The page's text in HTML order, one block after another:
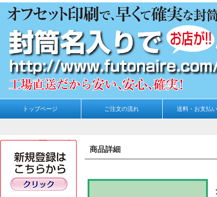
トップページ ご注文の流れ 送料・お支払
商品詳細